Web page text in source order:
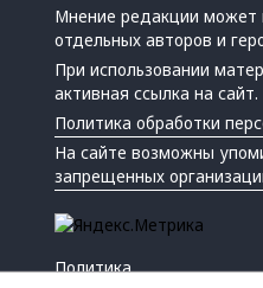
Мнение редакции может
отдельных авторов и
При использовании
активная ссылка на сайт.
Политика обработки
На сайте возможны
запрещенных
Политика